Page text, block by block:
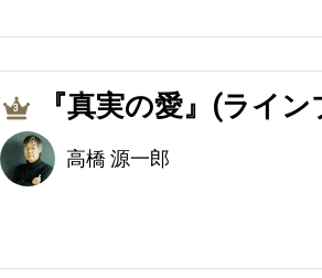
3 『真実の愛』(ライ
高橋 源一郎